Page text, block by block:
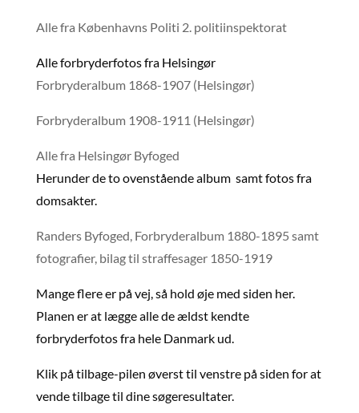
Alle fra Københavns Politi 2. politiinspektorat
Alle forbryderfotos fra Helsingør
Forbryderalbum 1868-1907 (Helsingør)
Forbryderalbum 1908-1911 (Helsingør)
Alle fra Helsingør Byfoged
Herunder de to ovenstående album samt fotos fra
domsakter.
Randers Byfoged, Forbryderalbum 1880-1895 samt
fotografier, bilag til straffesager 1850-1919
Mange flere er på vej, så hold øje med siden her.
Planen er at lægge alle de ældst kendte
forbryderfotos fra hele Danmark ud.
Klik på tilbage-pilen øverst til venstre på siden for at
vende tilbage til dine søgeresultater.